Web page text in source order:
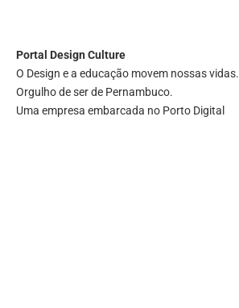
Portal Design Culture
O Design e a educação movem nossas vidas.
Orgulho de ser de Pernambuco.
Uma empresa embarcada no Porto Digital